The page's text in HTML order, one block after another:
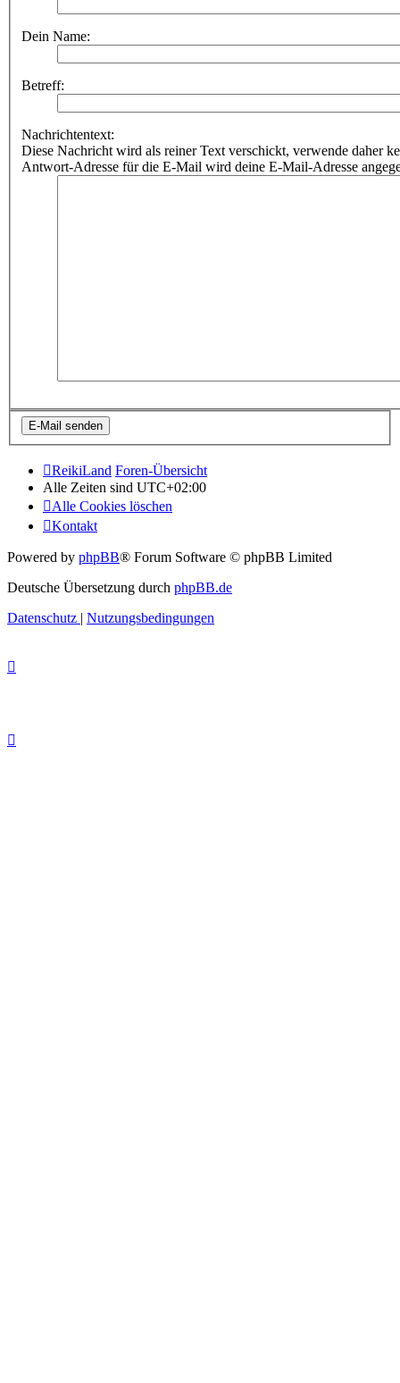
Dein Name:
Betreff:
Nachrichtentext:
Diese Nachricht wird als reiner Text verschickt, verwende daher
Antwort-Adresse für die E-Mail wird deine E-Mail-Adresse
ReikiLand Foren-Übersicht
Alle Zeiten sind UTC+02:00
Alle Cookies löschen
Kontakt
Powered by phpBB® Forum Software © phpBB Limited
Deutsche Übersetzung durch phpBB.de
Datenschutz
Nutzungsbedingungen